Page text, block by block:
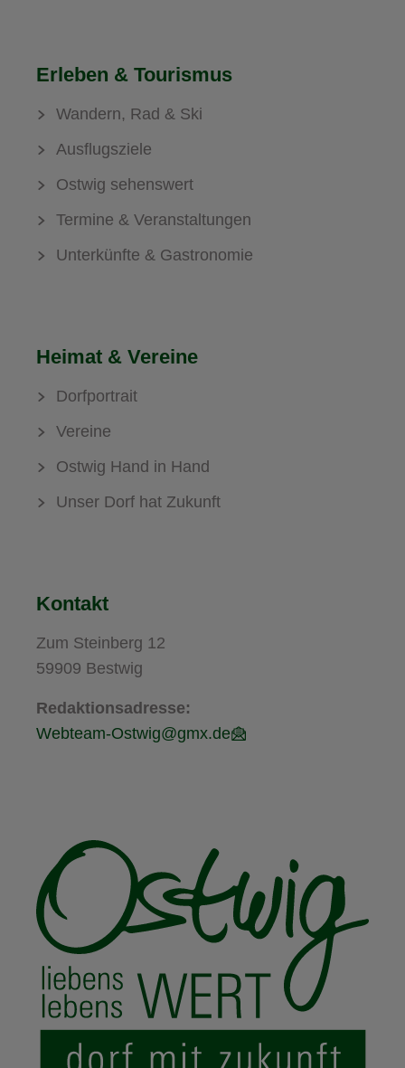
Erleben & Tourismus
Wandern, Rad & Ski
Ausflugsziele
Ostwig sehenswert
Termine & Veranstaltungen
Unterkünfte & Gastronomie
Heimat & Vereine
Dorfportrait
Vereine
Ostwig Hand in Hand
Unser Dorf hat Zukunft
Kontakt
Zum Steinberg 12
59909 Bestwig
Redaktionsadresse:
Webteam-Ostwig@gmx.de